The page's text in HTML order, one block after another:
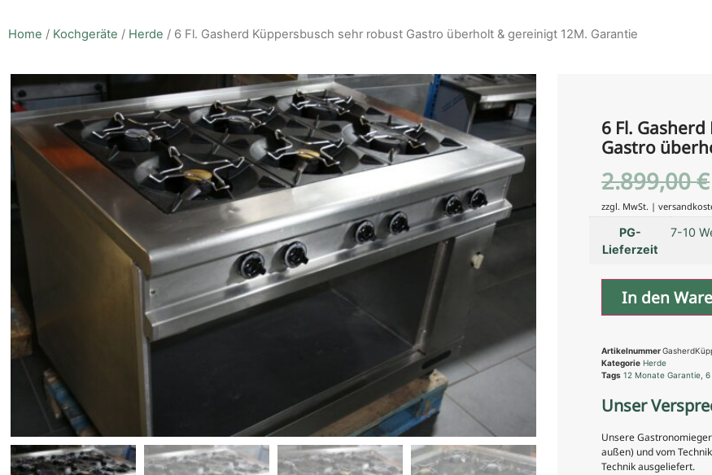
Home / Kochgeräte / Herde / 6 Fl. Gasherd Küppersbusch sehr robust Gastro überholt & gereinigt 12M. Garantie
6 Fl.
Gastro
2.899,00€
zzgl. MwSt. |
PG-
Lieferzeit
7-10
In den
Artikelnummer
Kategorie Herde
Tags 12 Monate Garantie ,6
Unser
Unsere
außen) und vom
Technik ausgeliefert.